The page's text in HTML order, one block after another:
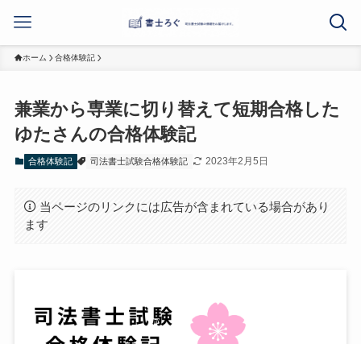
ホーム 合格体験記
兼業から専業に切り替えて短期合格した
ゆたさんの合格体験記
合格体験記 司法書士試験合格体験記 2023年2月5日
当ページのリンクには広告が含まれている場合があり
ます